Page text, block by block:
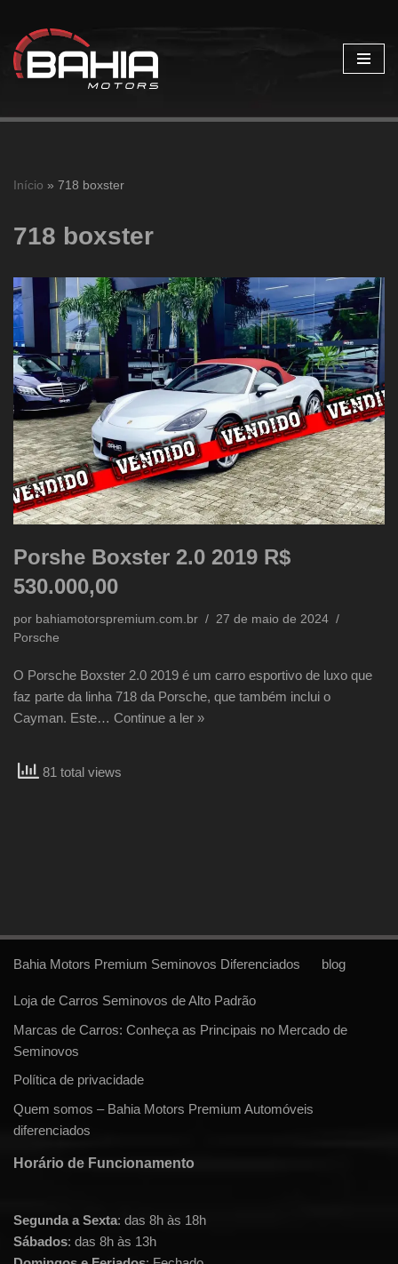
Pular
para
Início » 718 boxster
718 boxster
Porshe Boxster 2.0 2019 R$
530.000,00
por bahiamotorspremium.com.br
27 de maio de 2024
Porsche
O Porsche Boxster 2.0 2019 é um carro esportivo de luxo que
faz parte da linha 718 da Porsche, que também inclui o
Cayman. Este… Continue a ler »
81 total views
Bahia Motors Premium Seminovos Diferenciados blog
Loja de Carros Seminovos de Alto Padrão
Marcas de Carros: Conheça as Principais no Mercado de
Seminovos
Política de privacidade
Quem somos – Bahia Motors Premium Automóveis
diferenciados
Horário de Funcionamento
Segunda a Sexta: das 8h às 18h
Sábados: das 8h às 13h